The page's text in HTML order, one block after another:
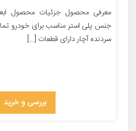
جنس پلی استر مناسب برای خودرو
سردنده آچار دارای قطعات […]
بررسی و خرید